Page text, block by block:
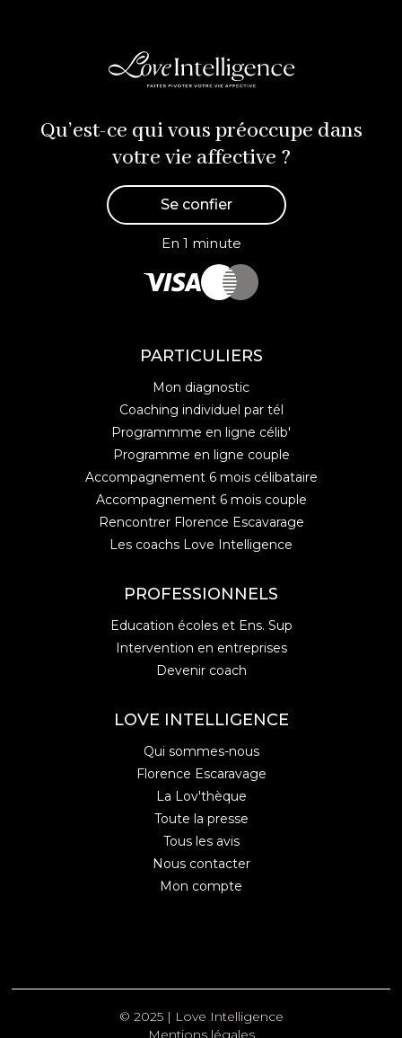
Qu’est-ce qui vous préoccupe dans
votre vie affective ?
Se confier
En 1 minute
PARTICULIERS
Mon diagnostic
Coaching individuel par tél
Programmme en ligne célib'
Programme en ligne couple
Accompagnement 6 mois célibataire
Accompagnement 6 mois couple
Rencontrer Florence Escavarage
Les coachs Love Intelligence
PROFESSIONNELS
Education écoles et Ens. Sup
Intervention en entreprises
Devenir coach
LOVE INTELLIGENCE
Qui sommes-nous
Florence Escaravage
La Lov'thèque
Toute la presse
Tous les avis
Nous contacter
Mon compte
© 2025 | Love Intelligence
Mentions légales